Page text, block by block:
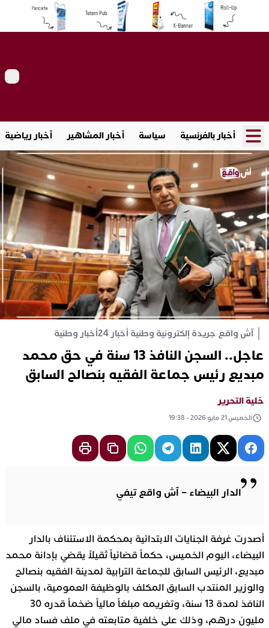
أخبار بالفرنسية سياسة أخبار المشاهير أخبار رياضية
آش واقع جريدة إلكترونية وطنية أخبار 24 أخبار وطنية
عاجل.. السجن النافذ 13 سنة في حق محمد
مبديع رئيس جماعة الفقيه بنصالح السابق
خلية التحرير
الخميس 21 مايو 2026 - 19:38
الدار البيضاء – آش واقع تيفي
أصدرت غرفة الجنايات الابتدائية بمحكمة الاستئناف بالدار
البيضاء، اليوم الخميس، حكماً قضائياً ثقيلاً يقضي بإدانة محمد
مبديع، الرئيس السابق للجماعة الترابية لمدينة الفقيه بنصالح
والوزير المنتدب السابق المكلف بالوظيفة العمومية، بالسجن
النافذ لمدة 13 سنة، وتغريمه مبلغاً مالياً ضخماً قدره 30
مليون درهم، وذلك على خلفية متابعته في ملف فساد مالي